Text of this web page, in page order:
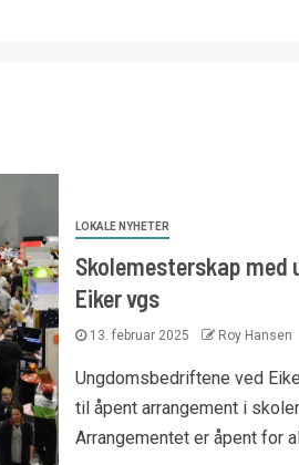
LOKALE NYHETER
Skolemesterskap
Eiker vgs
13. februar 2025 Roy Hansen
Ungdomsbedriftene ved
til åpent arrangement i
Arrangementet er åpent for